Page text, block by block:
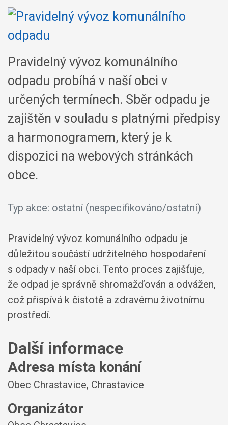
Pravidelný vývoz komunálního
odpadu probíhá v naší obci v
určených termínech. Sběr odpadu je
zajištěn v souladu s platnými předpisy
a harmonogramem, který je k
dispozici na webových stránkách
obce.
Typ akce: ostatní (nespecifikováno/ostatní)
Pravidelný vývoz komunálního odpadu je
důležitou součástí udržitelného hospodaření
s odpady v naší obci. Tento proces zajišťuje,
že odpad je správně shromažďován a odvážen,
což přispívá k čistotě a zdravému životnímu
prostředí.
Další informace
Adresa místa konání
Obec Chrastavice, Chrastavice
Organizátor